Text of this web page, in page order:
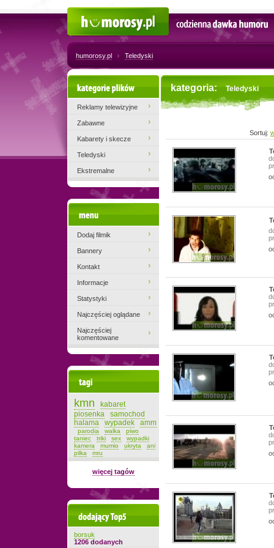
Codzienna dawka humoru
humorosy.pl Teledyski
kategoria: Teledyski
Sortuj:
Kategorie plików
Reklamy telewizyjne
Zabawne
Kabarety i skecze
Teledyski
Ekstremalne
Dodaj filmik
Bannery
Kontakt
Informacje
Statystyki
Najczęściej oglądane
Najczęściej
komentowane
kmn
kabaret
piosenka
samochod
halama
wypadek amm
parodia walka
piwo
taniec
triki sex
wypadki
kamera
mumio ukryta
ani
pilka
mru
więcej tagów
Dodający top-5
borsuk
1206 dodanych